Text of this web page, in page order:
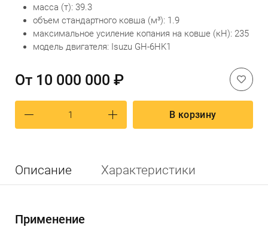
масса (т): 39.3
объем стандартного ковша (м³): 1.9
максимальное усиление копания на ковше (кН): 235
модель двигателя: Isuzu GH-6HK1
От 10 000 000 ₽
В корзину
Описание Характеристики
Применение